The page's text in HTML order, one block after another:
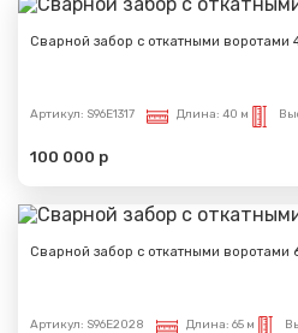
Сварной забор с откатными воротами
Артикул: S96E1317 Длина: 40 м
100 000 р
Сварной забор с откатными воротами
Артикул: S96E2028 Длина: 65 м